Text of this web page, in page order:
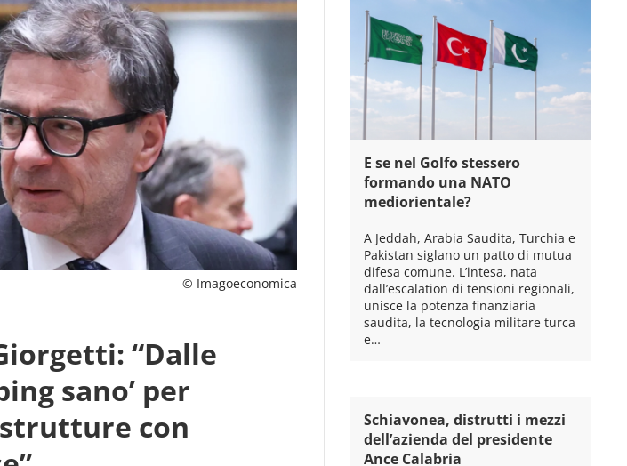
© Imagoeconomica
“Dalle
sano’ per
con
E se nel Golfo stessero
formando una NATO
mediorientale?
A Jeddah, Arabia Saudita, Turchia e
Pakistan siglano un patto di mutua
difesa comune. L’intesa, nata
dall’escalation di tensioni regionali,
unisce la potenza finanziaria
saudita, la tecnologia militare turca
e…
Schiavonea, distrutti i mezzi
dell’azienda del presidente
Ance Calabria